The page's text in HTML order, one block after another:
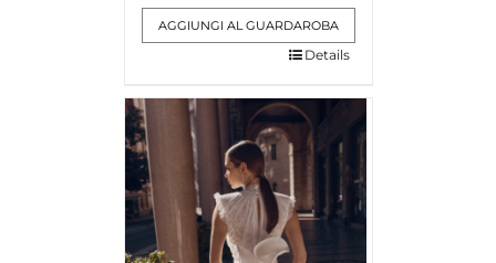
AGGIUNGI AL GUARDAROBA
Details